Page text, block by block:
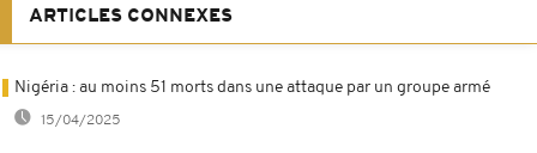
ARTICLES CONNEXES
Nigéria : au moins 51 morts dans une attaque par un groupe armé
15/04/2025